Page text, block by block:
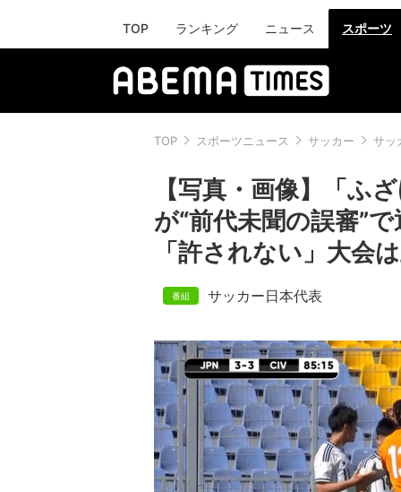
TOP ランキング ニュース スポーツ
TOP スポーツニュース サッカー サッ
【写真・画像】「ふ
が“前代未聞の誤審”
「許されない」大会
サッカー日本代表